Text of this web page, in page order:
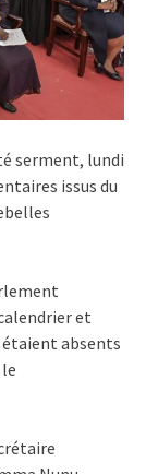
serment, lundi
issus du
et
absents